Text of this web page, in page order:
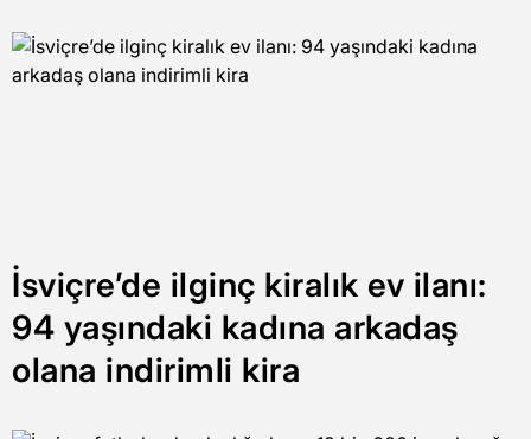
İsviçre’de ilginç kiralık ev ilanı:
94 yaşındaki kadına arkadaş
olana indirimli kira